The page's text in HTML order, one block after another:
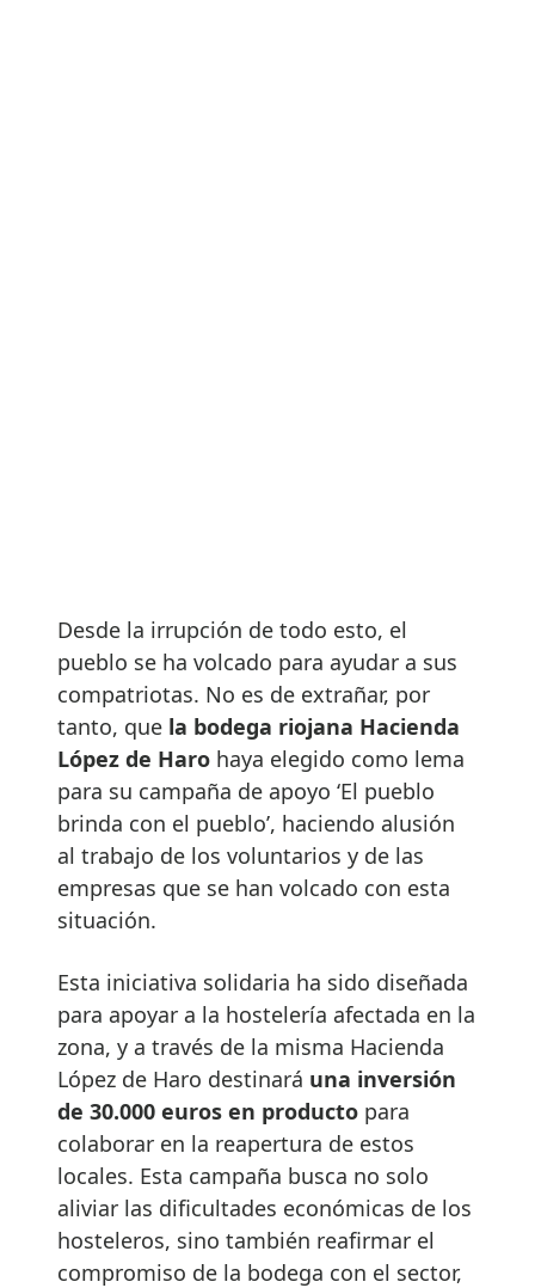
Desde la irrupción de todo esto, el
pueblo se ha volcado para ayudar a sus
compatriotas. No es de extrañar, por
tanto, que la bodega riojana Hacienda
López de Haro haya elegido como lema
para su campaña de apoyo ‘El pueblo
brinda con el pueblo’, haciendo alusión
al trabajo de los voluntarios y de las
empresas que se han volcado con esta
situación.
Esta iniciativa solidaria ha sido diseñada
para apoyar a la hostelería afectada en la
zona, y a través de la misma Hacienda
López de Haro destinará una inversión
de 30.000 euros en producto para
colaborar en la reapertura de estos
locales. Esta campaña busca no solo
aliviar las dificultades económicas de los
hosteleros, sino también reafirmar el
compromiso de la bodega con el sector,